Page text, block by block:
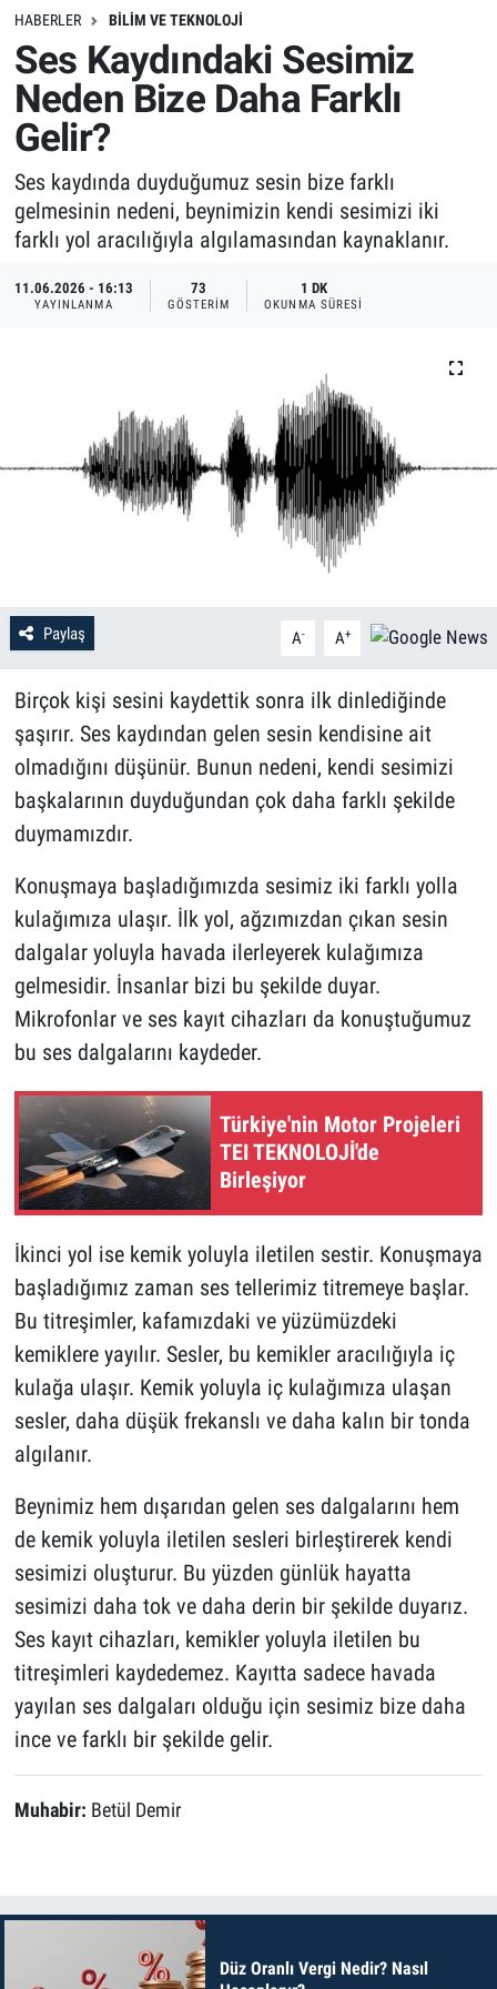
HABERLER BILIM VE TEKNOLOJI
Ses Kaydındaki Sesimiz
Neden Bize Daha Farklı
Gelir?
Ses kaydında duyduğumuz sesin bize farklı
gelmesinin nedeni, beynimizin kendi sesimizi iki
farklı yol aracılığıyla algılamasından kaynaklanır.
11.06.2026 - 16:13
YAYINLANMA
73
GÖSTERIM
1 DK
OKUNMA SÜRESI
Paylaş A- A+
Birçok kişi sesini kaydettik sonra ilk dinlediğinde
şaşırır. Ses kaydından gelen sesin kendisine ait
olmadığını düşünür. Bunun nedeni, kendi sesimizi
başkalarının duyduğundan çok daha farklı şekilde
duymamızdır.
Konuşmaya başladığımızda sesimiz iki farklı yolla
kulağımıza ulaşır. İlk yol, ağzımızdan çıkan sesin
dalgalar yoluyla havada ilerleyerek kulağımıza
gelmesidir. İnsanlar bizi bu şekilde duyar.
Mikrofonlar ve ses kayıt cihazları da konuştuğumuz
bu ses dalgalarını kaydeder.
Türkiye'nin Motor Projeleri
TEI TEKNOLOJİ'de
Birleşiyor
İkinci yol ise kemik yoluyla iletilen sestir. Konuşmaya
başladığımız zaman ses tellerimiz titremeye başlar.
Bu titreşimler, kafamızdaki ve yüzümüzdeki
kemiklere yayılır. Sesler, bu kemikler aracılığıyla iç
kulağa ulaşır. Kemik yoluyla iç kulağımıza ulaşan
sesler, daha düşük frekanslı ve daha kalın bir tonda
algılanır.
Beynimiz hem dışarıdan gelen ses dalgalarını hem
de kemik yoluyla iletilen sesleri birleştirerek kendi
sesimizi oluşturur. Bu yüzden günlük hayatta
sesimizi daha tok ve daha derin bir şekilde duyarız.
Ses kayıt cihazları, kemikler yoluyla iletilen bu
titreşimleri kaydedemez. Kayıtta sadece havada
yayılan ses dalgaları olduğu için sesimiz bize daha
ince ve farklı bir şekilde gelir.
Muhabir: Betül Demir
Düz Oranlı Vergi Nedir? Nasıl